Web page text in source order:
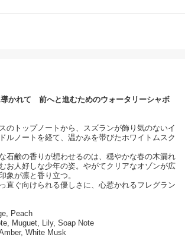
かれて 前へと進むためのウォータリーシャボ
のトップノートから、スズランが飾り気のないイ
ルノートを経て、温かみを帯びたホワイトムスク
石鹸の香りが想わせるのは、穏やかな春の木漏れ
お人好しな少年の姿。やがてクリアなオゾンが広
象が凛と香り立つ。
直ぐ向けられる優しさに、心惹かれるフレグラン
Peach
Muguet, Lily, Soap Note
White Musk